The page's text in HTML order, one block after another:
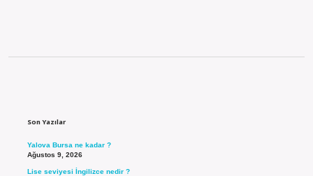
Son Yazılar
Yalova Bursa ne kadar ?
Ağustos 9, 2026
Lise seviyesi İngilizce nedir ?